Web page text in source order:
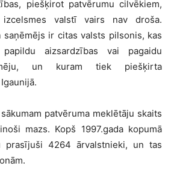
piešķirot patvērumu cilvēkiem,
izcelsmes valstī vairs nav droša.
ir citas valsts pilsonis, kas
aizsardzības vai pagaidu
un kuram tiek piešķirta
patvēruma meklētāju skaits
mazs. Kopš 1997.gada kopumā
prasījuši 4264 ārvalstnieki, un tas